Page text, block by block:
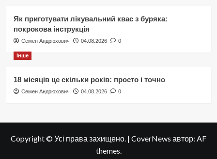
Як приготувати лікувальний квас з буряка:
покрокова інструкція
Семен Андрюхович 04.08.2026 0
Інше
18 місяців це скільки років: просто і точно
Семен Андрюхович 04.08.2026 0
Copyright © Усі права захищено. | CoverNews автор: AF
themes.